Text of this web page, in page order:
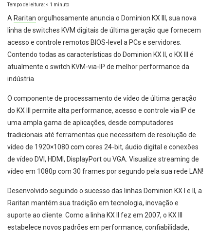
Tempo de leitura: < 1 minuto
A Raritan orgulhosamente anuncia o Dominion KX III, sua nova
linha de switches KVM digitais de última geração que fornecem
acesso e controle remotos BIOS-level a PCs e servidores.
Contendo todas as características do Dominion KX II, o KX III é
atualmente o switch KVM-via-IP de melhor performance da
indústria.
O componente de processamento de vídeo de última geração
do KX III permite alta performance, acesso e controle via IP de
uma ampla gama de aplicações, desde computadores
tradicionais até ferramentas que necessitem de resolução de
vídeo de 1920×1080 com cores 24-bit, áudio digital e conexões
de vídeo DVI, HDMI, DisplayPort ou VGA. Visualize streaming de
vídeo em 1080p com 30 frames por segundo pela sua rede LAN!
Desenvolvido seguindo o sucesso das linhas Dominion KX I e II, a
Raritan mantém sua tradição em tecnologia, inovação e
suporte ao cliente. Como a linha KX II fez em 2007, o KX III
estabelece novos padrões em performance, confiabilidade,